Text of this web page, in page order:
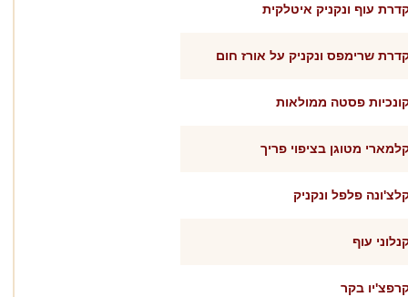
עוף ונקניק איטלקית
שרימפס ונקניק על אורז חום
פסטה ממולאות
מטוגן בציפוי פריך
פלפל ונקניק
עוף
בקר